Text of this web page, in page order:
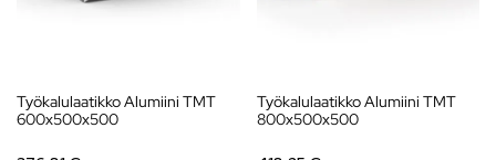
Työkalulaatikko Alumiini TMT
600x500x500
Työkalulaatikko Alumiini TMT
800x500x500